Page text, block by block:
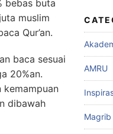
bebas buta
muslim
Qur’an.
baca sesuai
20%an.
kemampuan
dibawah
AMRU